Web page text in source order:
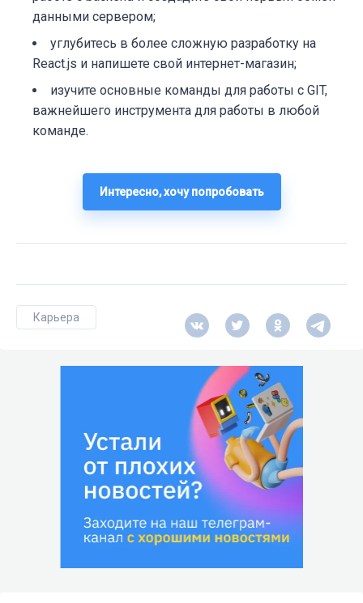
данными сервером;
углубитесь в более сложную разработку на
React.js и напишете свой интернет-магазин;
изучите основные команды для работы с GIT,
важнейшего инструмента для работы в любой
команде.
Интересно, хочу попробовать
Карьера